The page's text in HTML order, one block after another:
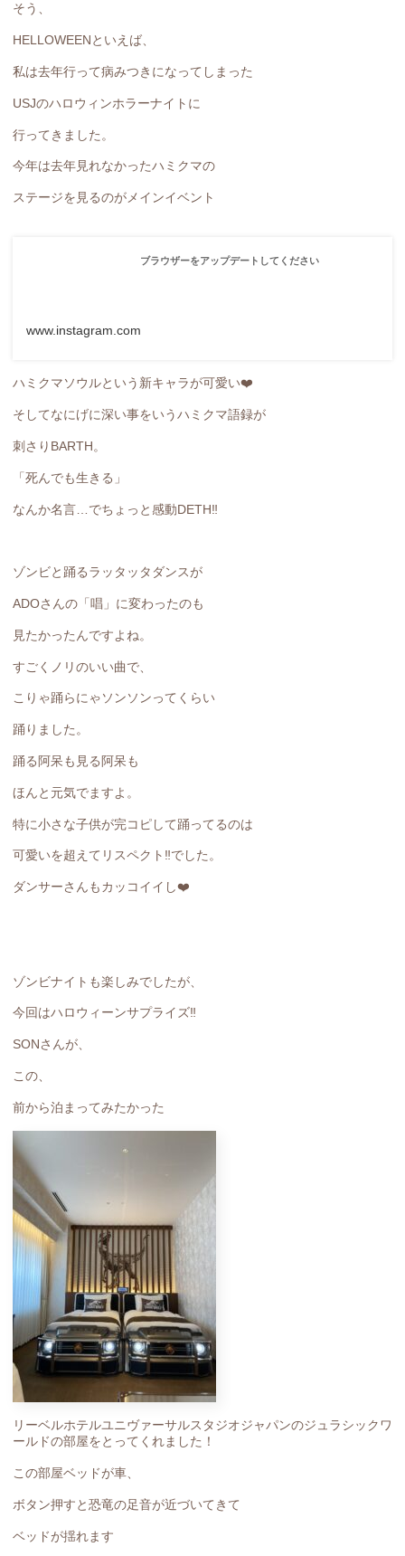
そう、
HELLOWEENといえば、
私は去年行って病みつきになってしまった
USJのハロウィンホラーナイトに
行ってきました。
今年は去年見れなかったハミクマの
ステージを見るのがメインイベント
ブラウザーをアップデートしてください
www.instagram.com
ハミクマソウルという新キャラが可愛い❤️
そしてなにげに深い事をいうハミクマ語録が
刺さりBARTH。
「死んでも生きる」
なんか名言…でちょっと感動DETH‼️
ゾンビと踊るラッタッタダンスが
ADOさんの「唱」に変わったのも
見たかったんですよね。
すごくノリのいい曲で、
こりゃ踊らにゃソンソンってくらい
踊りました。
踊る阿呆も見る阿呆も
ほんと元気でますよ。
特に小さな子供が完コピして踊ってるのは
可愛いを超えてリスペクト‼️でした。
ダンサーさんもカッコイイし❤️
ゾンビナイトも楽しみでしたが、
今回はハロウィーンサプライズ‼️
SONさんが、
この、
前から泊まってみたかった
リーベルホテルユニヴァーサルスタジオジャパンのジュラシックワ
ールドの部屋をとってくれました！
この部屋ベッドが車、
ボタン押すと恐竜の足音が近づいてきて
ベッドが揺れます